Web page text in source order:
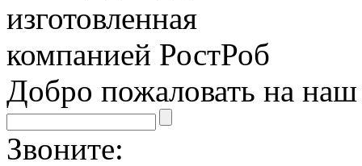
Добро пожаловать на наш
Звоните: